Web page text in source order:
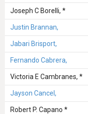
Joseph C Borelli, *
Justin Brannan,
Jabari Brisport,
Fernando Cabrera,
Victoria E Cambranes, *
Jayson Cancel,
Robert P. Capano *